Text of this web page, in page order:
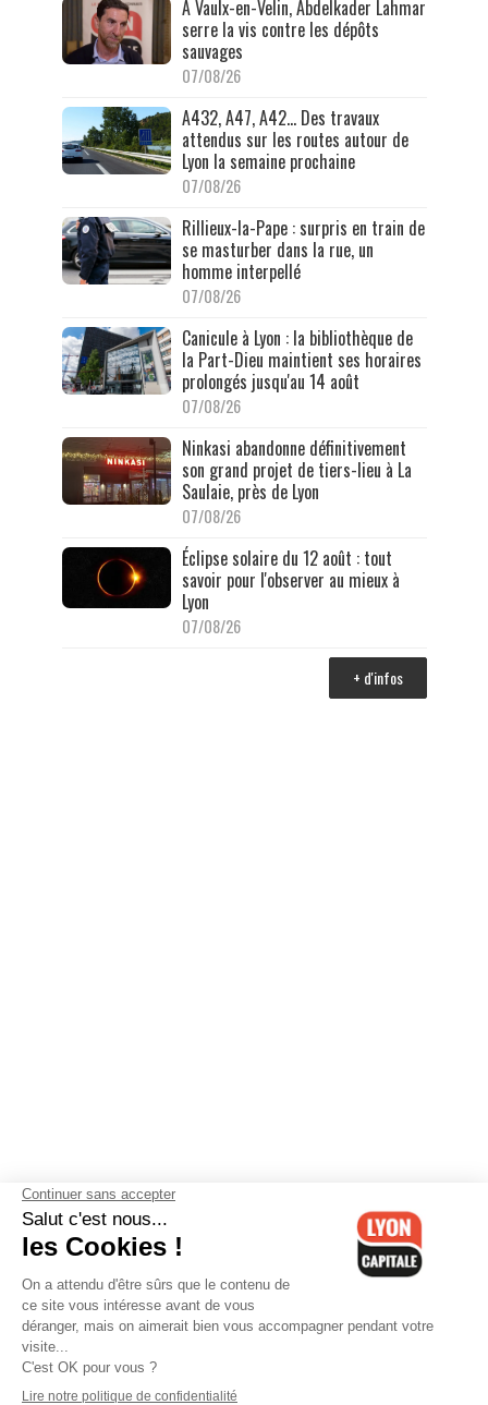
À Vaulx-en-Velin, Abdelkader Lahmar
serre la vis contre les dépôts
sauvages
07/08/26
A432, A47, A42… Des travaux
attendus sur les routes autour de
Lyon la semaine prochaine
07/08/26
Rillieux-la-Pape : surpris en train de
se masturber dans la rue, un
homme interpellé
07/08/26
Canicule à Lyon : la bibliothèque de
la Part-Dieu maintient ses horaires
prolongés jusqu'au 14 août
07/08/26
Ninkasi abandonne définitivement
son grand projet de tiers-lieu à La
Saulaie, près de Lyon
07/08/26
Éclipse solaire du 12 août : tout
savoir pour l'observer au mieux à
Lyon
07/08/26
+ d'infos